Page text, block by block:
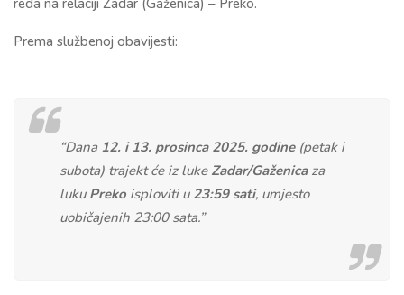
reda na relaciji Zadar (Gaženica) – Preko.
Prema službenoj obavijesti:
“Dana 12. i 13. prosinca 2025. godine(petak i
subota) trajekt će iz luke Zadar/Gaženicaza
luku Preko isploviti u 23:59 sati, umjesto
uobičajenih 23:00 sata.”